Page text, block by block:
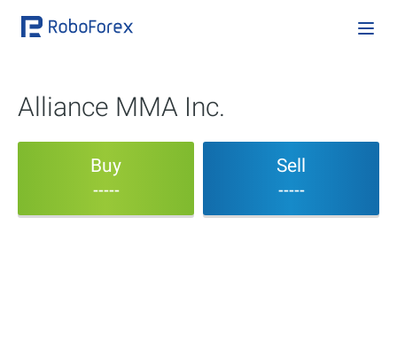
Alliance MMA Inc.
Buy
-----
Sell
-----